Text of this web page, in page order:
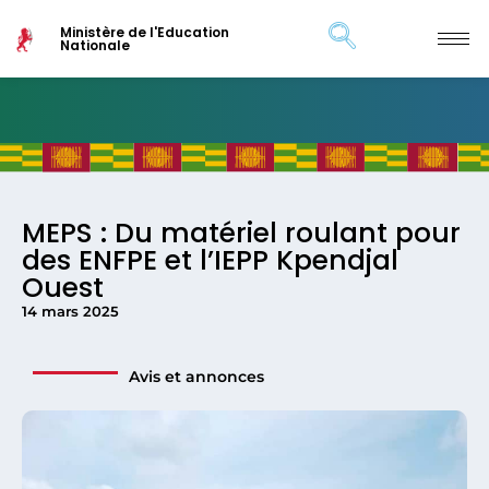
Ministère de l'Education
Nationale
MEPS : Du matériel roulant pour
des ENFPE et l’IEPP Kpendjal
Ouest
14 mars 2025
Avis et annonces